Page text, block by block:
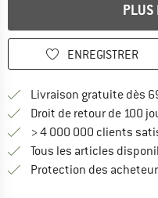
PLUS
ENREGISTRER
Livraison gratuite dès
Droit de retour de 100
> 4 000 000 clients
Tous les articles
Protection des